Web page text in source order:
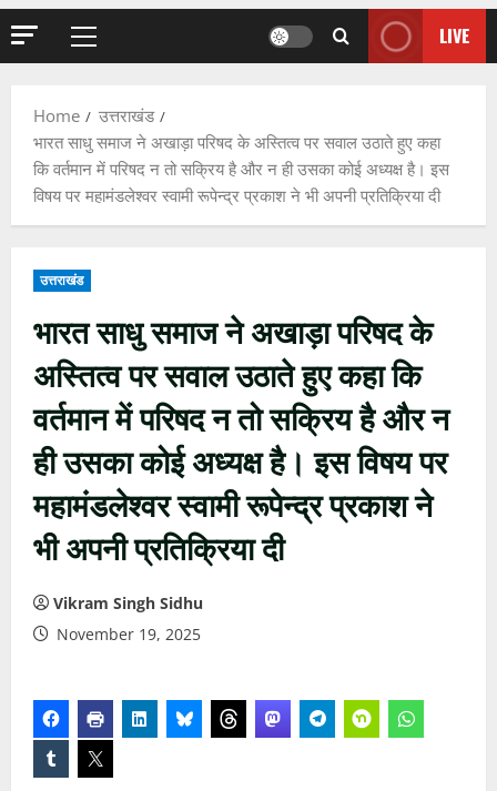
Primary
LIVE
Home
उत्तराखंड
भारत साधु समाज ने अखाड़ा परिषद के अस्तित्व पर सवाल उठाते हुए कहा
कि वर्तमान में परिषद न तो सक्रिय है और न ही उसका कोई अध्यक्ष है। इस
विषय पर महामंडलेश्वर स्वामी रूपेन्द्र प्रकाश ने भी अपनी प्रतिक्रिया दी
उत्तराखंड
भारत साधु समाज ने अखाड़ा परिषद के
अस्तित्व पर सवाल उठाते हुए कहा कि
वर्तमान में परिषद न तो सक्रिय है और न
ही उसका कोई अध्यक्ष है। इस विषय पर
महामंडलेश्वर स्वामी रूपेन्द्र प्रकाश ने
भी अपनी प्रतिक्रिया दी
Vikram Singh Sidhu
November 19, 2025